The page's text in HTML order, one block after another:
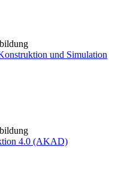
und Simulation
4.0 (AKAD)